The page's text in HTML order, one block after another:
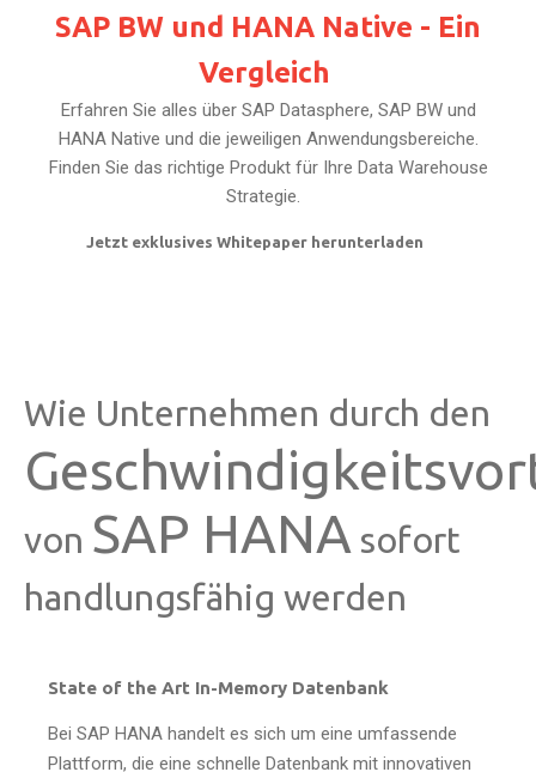
SAP BW und HANA Native - Ein
Vergleich
Erfahren Sie alles über SAP Datasphere, SAP BW und
HANA Native und die jeweiligen Anwendungsbereiche.
Finden Sie das richtige Produkt für Ihre Data Warehouse
Strategie.
Jetzt exklusives Whitepaper herunterladen
Wie Unternehmen durch den
von SAP HANA sofort
handlungsfähig werden
State of the Art In-Memory Datenbank
Bei SAP HANA handelt es sich um eine umfassende
Plattform, die eine schnelle Datenbank mit innovativen